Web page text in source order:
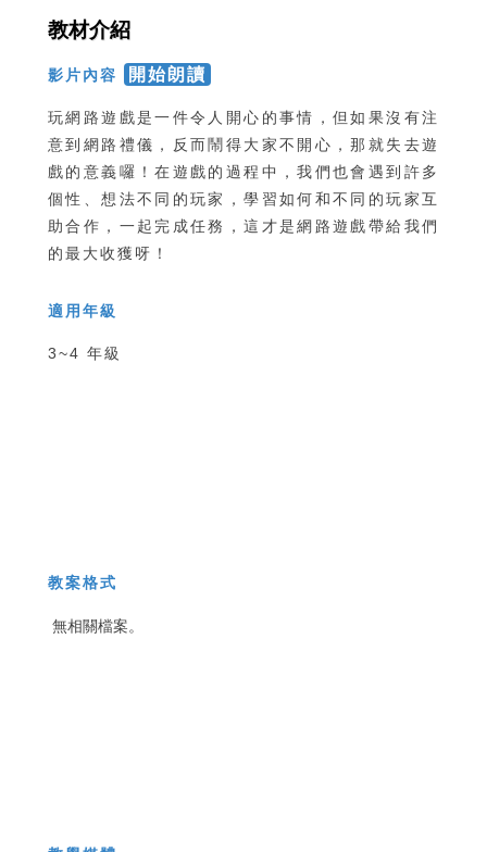
教材介紹
影片內容 開始朗讀
玩網路遊戲是一件令人開心的事情，但如果沒有注
意到網路禮儀，反而鬧得大家不開心，那就失去遊
戲的意義囉！在遊戲的過程中，我們也會遇到許多
個性、想法不同的玩家，學習如何和不同的玩家互
助合作，一起完成任務，這才是網路遊戲帶給我們
的最大收獲呀！
適用年級
3~4 年級
教案格式
無相關檔案。